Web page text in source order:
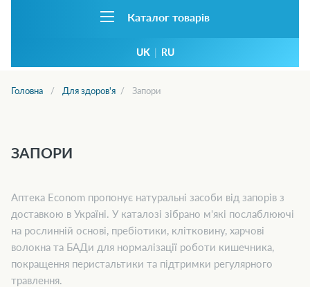
Каталог товарів
UK | RU
Головна Для здоров'я Запори
ЗАПОРИ
Аптека Econom пропонує натуральні засоби від запорів з
доставкою в Україні. У каталозі зібрано м'які послаблюючі
на рослинній основі, пребіотики, клітковину, харчові
волокна та БАДи для нормалізації роботи кишечника,
покращення перистальтики та підтримки регулярного
травлення.